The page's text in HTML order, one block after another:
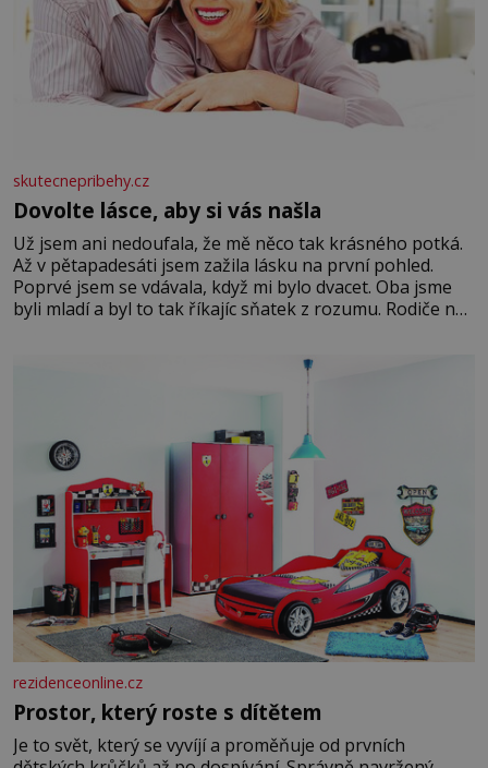
skutecnepribehy.cz
Dovolte lásce, aby si vás našla
Už jsem ani nedoufala, že mě něco tak krásného potká.
Až v pětapadesáti jsem zažila lásku na první pohled.
Poprvé jsem se vdávala, když mi bylo dvacet. Oba jsme
byli mladí a byl to tak říkajíc sňatek z rozumu. Rodiče nás
rezidenceonline.cz
Prostor, který roste s dítětem
Je to svět, který se vyvíjí a proměňuje od prvních